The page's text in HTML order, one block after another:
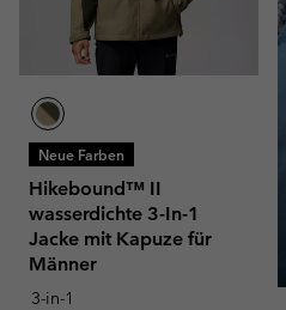
Neue Farben
Hikebound™ II
wasserdichte 3-In-1
Jacke mit Kapuze für
Männer
3-in-1